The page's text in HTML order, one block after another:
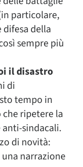
particolare,
difesa della
sempre più
il disastro
di
tempo in
ripetere la
sindacali.
di novità:
narrazione